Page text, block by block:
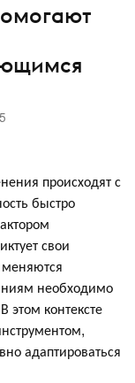
происходят с
быстро
свои
необходимо
этом контексте
адаптироваться